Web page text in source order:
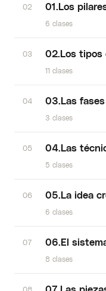
02 01.Los
6 clases
03 02.Los tipos
11 clases
04 03.Las
3 clases
05 04.Las
5 clases
06 05.La idea
6 clases
07 06.El
8 clases
08